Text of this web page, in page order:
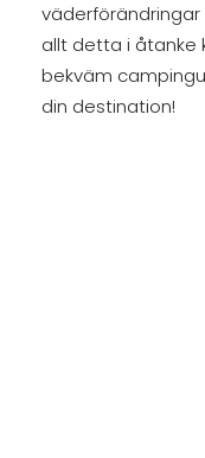
allt detta i åtanke
bekväm
din destination!